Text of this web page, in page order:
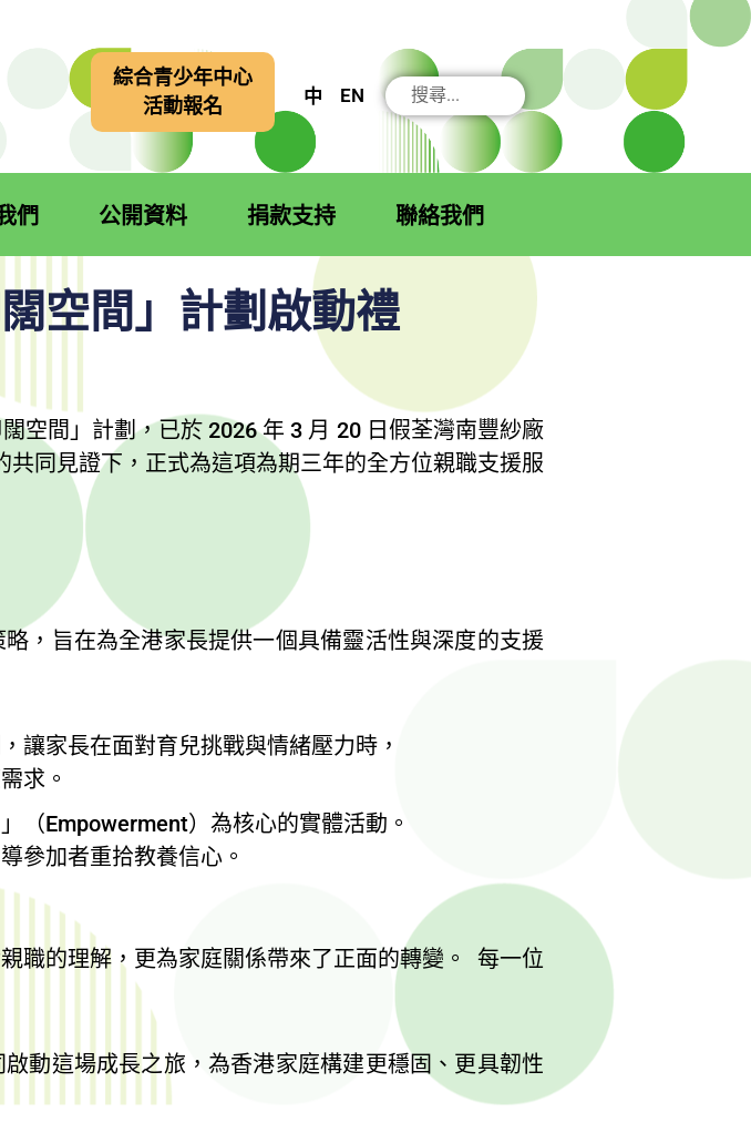
綜合青少年中心
活動報名
中 EN
搜
尋
們 公開資料 捐款支持 聯絡我們
空間」計劃啟動禮
空間」計劃，已於 2026 年 3 月 20 日假荃灣南豐紗廠
同見證下，正式為這項為期三年的全方位親職支援服
，旨在為全港家長提供一個具備靈活性與深度的支援
讓家長在面對育兒挑戰與情緒壓力時，
。
（Empowerment）為核心的實體活動。
者重拾教養信心。
職的理解，更為家庭關係帶來了正面的轉變。 每一位
動這場成長之旅，為香港家庭構建更穩固、更具韌性